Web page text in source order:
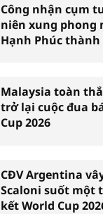
Công nhận cụm
niên xung phong
Hạnh Phúc
Malaysia toàn
trở lại cuộc đua
Cup 2026
CĐV Argentina
Scaloni suốt một
kết World Cup